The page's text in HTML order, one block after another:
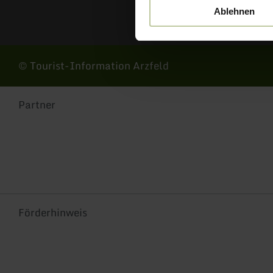
Ablehnen
© Tourist-Information Arzfeld
Partner
Förderhinweis